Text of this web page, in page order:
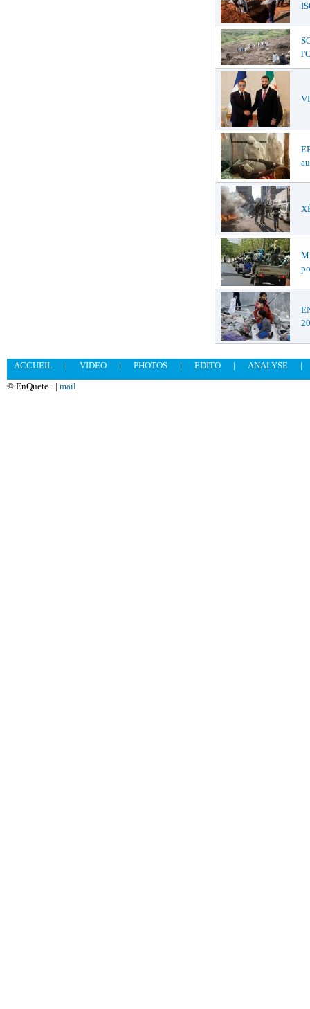
ACCUEIL | VIDEO | PHOTOS | EDITO | ANALYSE
|
© EnQuete+ | mail